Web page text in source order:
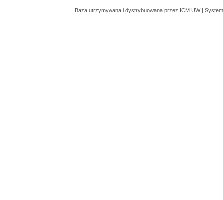
Baza utrzymywana i dystrybuowana przez ICM UW |